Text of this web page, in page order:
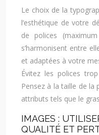
Le choix de la
l’esthétique de votre
de polices
s’harmonisent entre
et adaptées à votre
Évitez les polices
Pensez à la taille de la
attributs tels que le
IMAGES :
QUALITÉ ET